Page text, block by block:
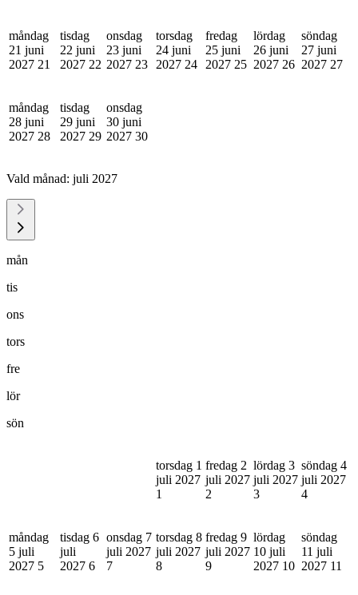
måndag
21 juni
2027 21
tisdag
22 juni
2027 22
onsdag
23 juni
2027 23
torsdag
24 juni
2027 24
fredag
25 juni
2027 25
lördag
26 juni
2027 26
söndag
27 juni
2027 27
måndag
28 juni
2027 28
tisdag
29 juni
2027 29
onsdag
30 juni
2027 30
Vald månad: juli 2027
mån
tis
ons
tors
fre
lör
sön
torsdag 1
juli 2027
1
fredag 2
juli 2027
2
lördag 3
juli 2027
3
söndag 4
juli 2027
4
måndag
5 juli
2027 5
tisdag 6
juli
2027 6
onsdag 7
juli 2027
7
torsdag 8
juli 2027
8
fredag 9
juli 2027
9
lördag
10 juli
2027 10
söndag
11 juli
2027 11